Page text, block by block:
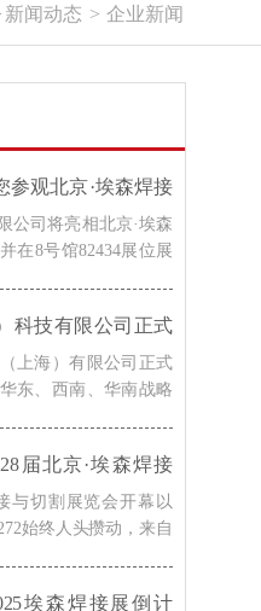
新闻动态 > 企业新闻
参观北京·埃森焊接
馆82434展位
公司将亮相北京·埃森
在8号馆82434展位展
焊接自动化与智能制
科技有限公司正式
上海）有限公司正式
东、西南、华南战略
完善。
届北京·埃森焊接
置焊缝跟踪技术引
与切割展览会开幕以
始终人头攒动，来自
埃森焊接展倒计